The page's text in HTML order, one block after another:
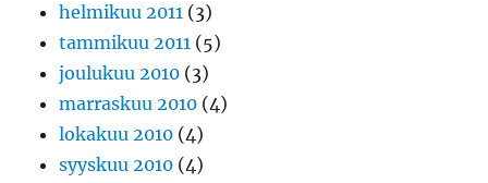
helmikuu 2011 (3)
tammikuu 2011 (5)
joulukuu 2010 (3)
marraskuu 2010 (4)
lokakuu 2010 (4)
syyskuu 2010 (4)